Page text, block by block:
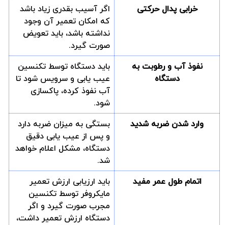
خرابی پدال حرکتی
اگر آسیب بقدری زیاد باشد
که امکان تعمیر آن وجود
نداشته باشد، باید تعویض
صورت گیرد.
نفوذ آب و رطوبت به
دستگاه
باید دستگاه توسط تکنسین
عیب یابی و سرویس شود تا
آب نفوذ کرده، پاکسازی
شود.
وارد شدن ضربه شدید
بستگی به میزان ضربه دارد
و پس از عیب یابی دقیق
دستگاه، مشکل اعلام خواهد
شد.
اتمام طول عمر مفید
باید ارزیابی ارزش تعمیر
مایکروفر توسط تکنسین
مجرب صورت گیرد و اگر
دستگاه ارزش تعمیر داشت،